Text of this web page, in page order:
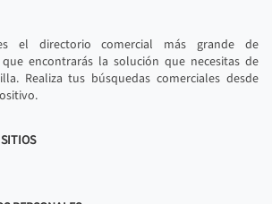
el directorio comercial más grande de
encontrarás la solución que necesitas de
Realiza tus búsquedas comerciales desde